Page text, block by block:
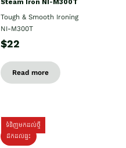
Steam Iron NI-M300T
Tough & Smooth Ironing
NI-M300T
$22
Read more
ទំនិញមកដល់ថ្មី
ដឹកដល់ផ្ទះ